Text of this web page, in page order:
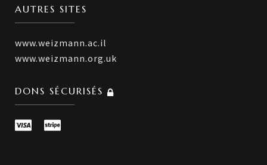
AUTRES SITES
www.weizmann.ac.il
www.weizmann.org.uk
DONS SÉCURISÉS